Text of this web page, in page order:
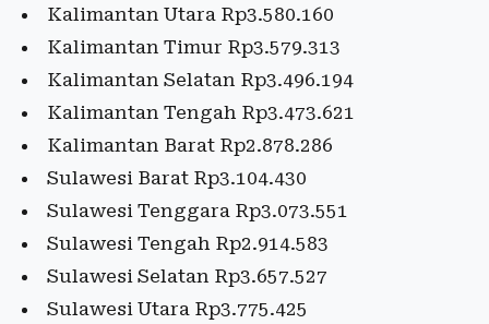
Kalimantan Utara Rp3.580.160
Kalimantan Timur Rp3.579.313
Kalimantan Selatan Rp3.496.194
Kalimantan Tengah Rp3.473.621
Kalimantan Barat Rp2.878.286
Sulawesi Barat Rp3.104.430
Sulawesi Tenggara Rp3.073.551
Sulawesi Tengah Rp2.914.583
Sulawesi Selatan Rp3.657.527
Sulawesi Utara Rp3.775.425